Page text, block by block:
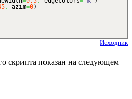
, azim=0)
Исходник
скрипта показан на следующем